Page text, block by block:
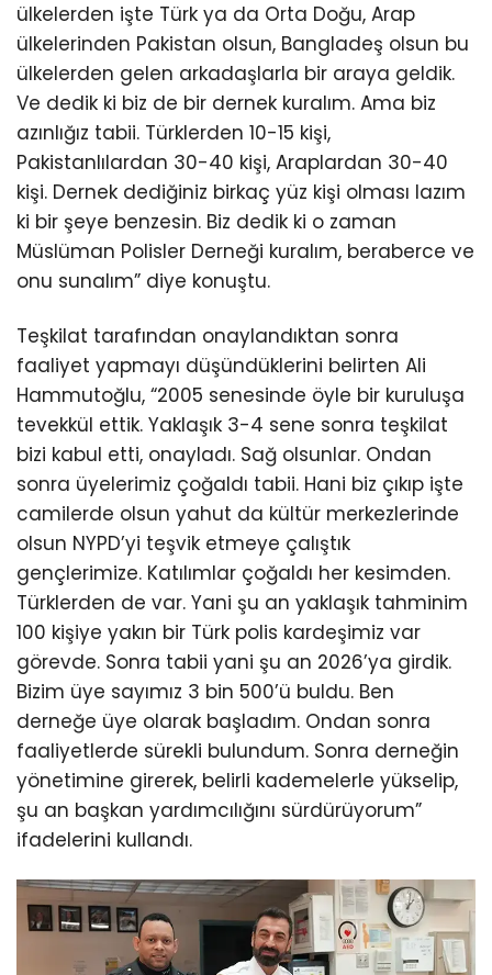
ülkelerden işte Türk ya da Orta Doğu, Arap
ülkelerinden Pakistan olsun, Bangladeş olsun bu
ülkelerden gelen arkadaşlarla bir araya geldik.
Ve dedik ki biz de bir dernek kuralım. Ama biz
azınlığız tabii. Türklerden 10-15 kişi,
Pakistanlılardan 30-40 kişi, Araplardan 30-40
kişi. Dernek dediğiniz birkaç yüz kişi olması lazım
ki bir şeye benzesin. Biz dedik ki o zaman
Müslüman Polisler Derneği kuralım, beraberce ve
onu sunalım” diye konuştu.
Teşkilat tarafından onaylandıktan sonra
faaliyet yapmayı düşündüklerini belirten Ali
Hammutoğlu, “2005 senesinde öyle bir kuruluşa
tevekkül ettik. Yaklaşık 3-4 sene sonra teşkilat
bizi kabul etti, onayladı. Sağ olsunlar. Ondan
sonra üyelerimiz çoğaldı tabii. Hani biz çıkıp işte
camilerde olsun yahut da kültür merkezlerinde
olsun NYPD’yi teşvik etmeye çalıştık
gençlerimize. Katılımlar çoğaldı her kesimden.
Türklerden de var. Yani şu an yaklaşık tahminim
100 kişiye yakın bir Türk polis kardeşimiz var
görevde. Sonra tabii yani şu an 2026’ya girdik.
Bizim üye sayımız 3 bin 500’ü buldu. Ben
derneğe üye olarak başladım. Ondan sonra
faaliyetlerde sürekli bulundum. Sonra derneğin
yönetimine girerek, belirli kademelerle yükselip,
şu an başkan yardımcılığını sürdürüyorum”
ifadelerini kullandı.